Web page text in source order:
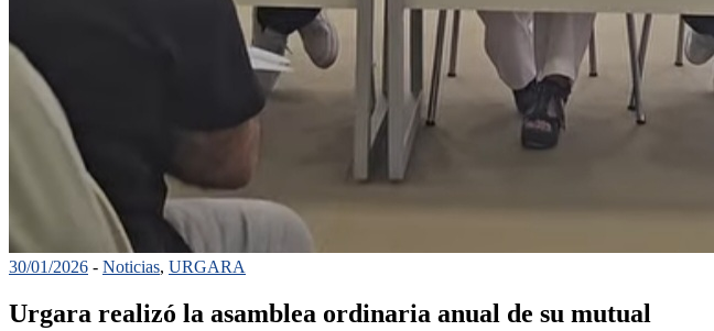
30/01/2026 - Noticias, URGARA
Urgara realizó la asamblea ordinaria anual de su mutual